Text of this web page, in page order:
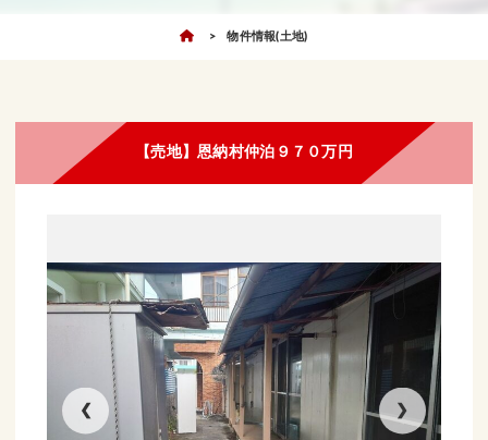
物件情報(土地)
【売地】恩納村仲泊９７０万円
❮ ❯